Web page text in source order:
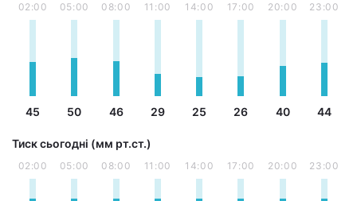
02:00
45
05:00
50
08:00
46
11:00
29
14:00
25
17:00
26
20:00
40
23:00
44
Тиск сьогодні (мм рт.ст.)
02:00 05:00 08:00 11:00 14:00 17:00 20:00 23:00